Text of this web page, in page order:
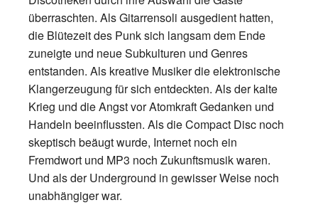
überraschten. Als Gitarrensoli ausgedient hatten,
die Blütezeit des Punk sich langsam dem Ende
zuneigte und neue Subkulturen und Genres
entstanden. Als kreative Musiker die elektronische
Klangerzeugung für sich entdeckten. Als der kalte
Krieg und die Angst vor Atomkraft Gedanken und
Handeln beeinflussten. Als die Compact Disc noch
skeptisch beäugt wurde, Internet noch ein
Fremdwort und MP3 noch Zukunftsmusik waren.
Und als der Underground in gewisser Weise noch
unabhängiger war.